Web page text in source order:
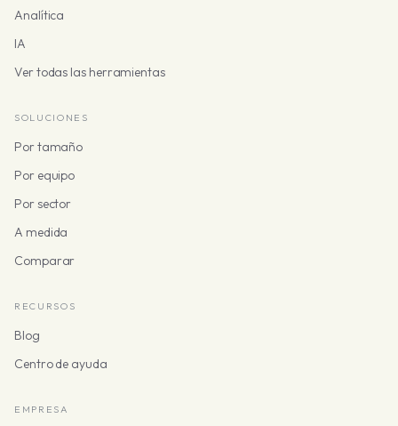
Analítica
IA
Ver todas las herramientas
SOLUCIONES
Por tamaño
Por equipo
Por sector
A medida
Comparar
RECURSOS
Blog
Centro de ayuda
EMPRESA